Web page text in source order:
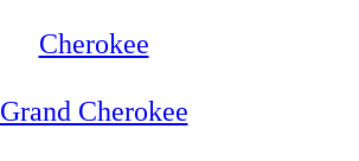
Cherokee
Grand Cherokee